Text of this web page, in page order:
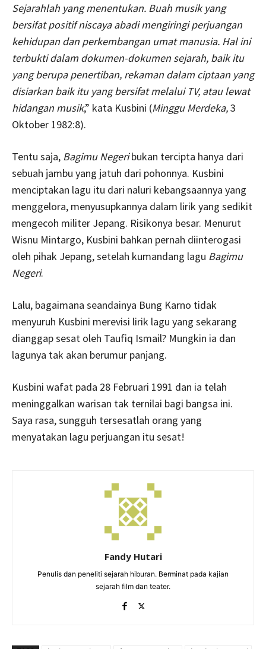
Sejarahlah yang menentukan. Buah musik yang
bersifat positif niscaya abadi mengiringi perjuangan
kehidupan dan perkembangan umat manusia. Hal ini
terbukti dalam dokumen-dokumen sejarah, baik itu
yang berupa penertiban, rekaman dalam ciptaan yang
disiarkan baik itu yang bersifat melalui TV, atau lewat
hidangan musik,” kata Kusbini (Minggu Merdeka,3
Oktober 1982:8).
Tentu saja, Bagimu Negeribukan tercipta hanya dari
sebuah jambu yang jatuh dari pohonnya. Kusbini
menciptakan lagu itu dari naluri kebangsaannya yang
menggelora, menyusupkannya dalam lirik yang sedikit
mengecoh militer Jepang. Risikonya besar. Menurut
Wisnu Mintargo, Kusbini bahkan pernah diinterogasi
oleh pihak Jepang, setelah kumandang lagu Bagimu
Negeri.
Lalu, bagaimana seandainya Bung Karno tidak
menyuruh Kusbini merevisi lirik lagu yang sekarang
dianggap sesat oleh Taufiq Ismail? Mungkin ia dan
lagunya tak akan berumur panjang.
Kusbini wafat pada 28 Februari 1991 dan ia telah
meninggalkan warisan tak ternilai bagi bangsa ini.
Saya rasa, sungguh tersesatlah orang yang
menyatakan lagu perjuangan itu sesat!
Fandy Hutari
Penulis dan peneliti sejarah hiburan. Berminat pada kajian
sejarah film dan teater.